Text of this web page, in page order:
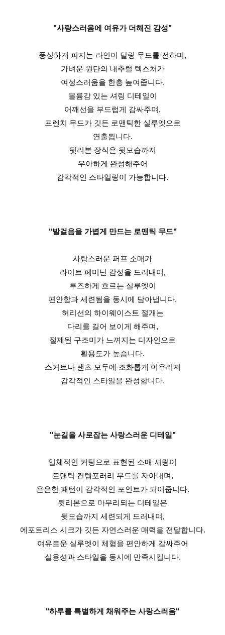
"사랑스러움에 여유가 더해진 감성"
풍성하게 퍼지는 라인이 달링 무드를 전하며,
가벼운 원단의 내추럴 텍스처가
여성스러움을 한층 높여줍니다.
볼륨감 있는 셔링 디테일이
어깨선을 부드럽게 감싸주며,
프렌치 무드가 깃든 로맨틱한 실루엣으로
연출됩니다.
뒷리본 장식은 뒷모습까지
우아하게 완성해주어
감각적인 스타일링이 가능합니다.
"발걸음을 가볍게 만드는 로맨틱 무드"
사랑스러운 퍼프 소매가
라이트 페미닌 감성을 드러내며,
루즈하게 흐르는 실루엣이
편안함과 세련됨을 동시에 담아냅니다.
허리선의 하이웨이스트 절개는
다리를 길어 보이게 해주며,
절제된 구조미가 느껴지는 디자인으로
활용도가 높습니다.
스커트나 팬츠 모두에 조화롭게 어우러져
감각적인 스타일을 완성합니다.
"눈길을 사로잡는 사랑스러운 디테일"
입체적인 커팅으로 표현된 소매 셔링이
로맨틱 컨템포러리 무드를 자아내며,
은은한 패턴이 감각적인 포인트가 되어줍니다.
뒷리본으로 마무리되는 디테일은
뒷모습까지 세련되게 드러내며,
에포트리스 시크가 깃든 자연스러운 매력을 전달합니다.
여유로운 실루엣이 체형을 편안하게 감싸주어
실용성과 스타일을 동시에 만족시킵니다.
"하루를 특별하게 채워주는 사랑스러움"